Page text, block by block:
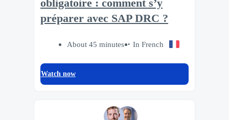
obligatoire : comment s’y
préparer avec SAP DRC ?
About 45 minutes In French
Watch now